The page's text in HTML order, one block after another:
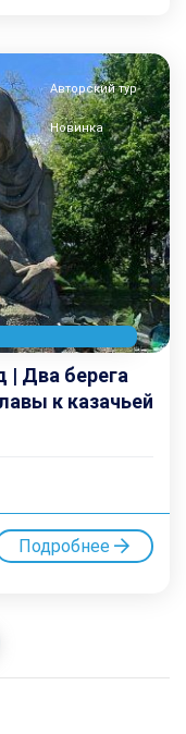
Авторский тур
Новинка
| Два берега
к казачьей
Подробнее